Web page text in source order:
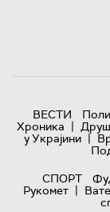
ВЕСТИ
Хроника |
у Украјини |
СПОРТ
Рукомет |